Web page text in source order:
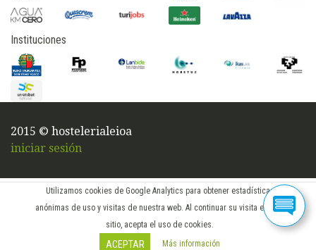
Utilizamos cookies de Google Analytics para obtener estadísticas
anónimas de uso y visitas de nuestra web. Al continuar su visita en este
sitio, acepta el uso de cookies.
ACEPTAR Más información
Instituciones
2015 © hostelerialeioa
iniciar sesión